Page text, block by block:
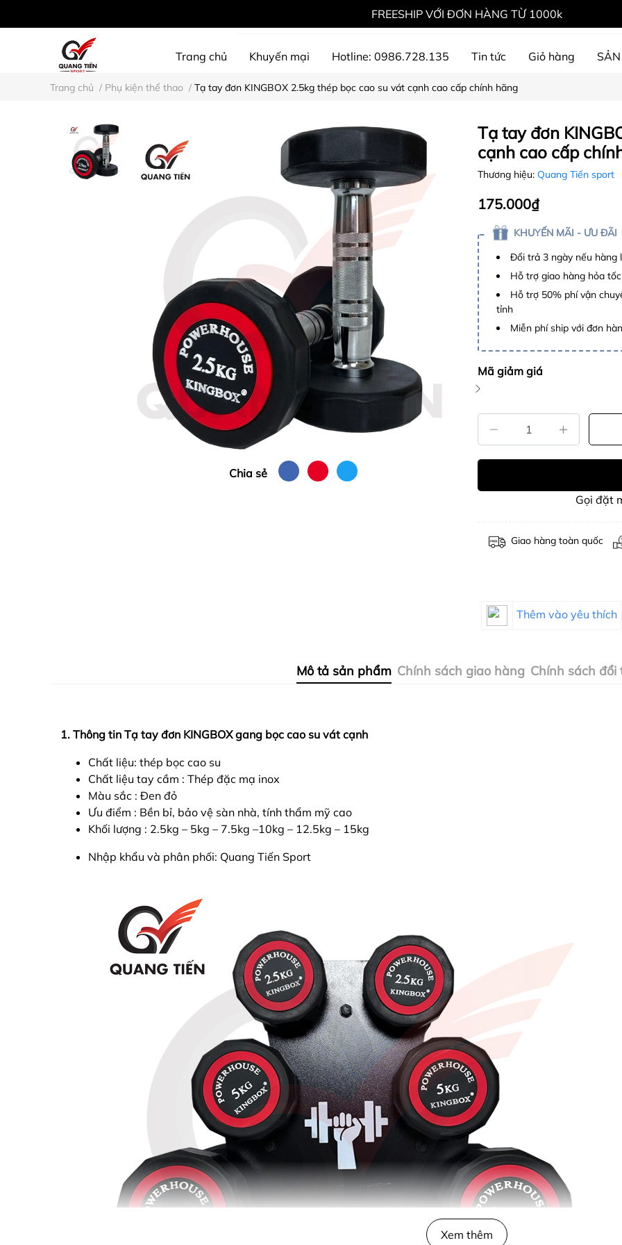
FREESHIP VỚI ĐƠN HÀNG TỪ 1000k
Trang chủ Khuyến mại Hotline: 0986.728.135 Tin tức Giỏ hàng
Trang chủ / Phụ kiện thể thao / Tạ tay đơn KINGBOX 2.5kg thép bọc cao su vát cạnh cao cấp chính hãng
Chia sẻ
Tạ tay đơn
cạnh cao cấp
Thương hiệu: Quang Tiến sport
175.000₫
KHUYẾN MÃI - ƯU ĐÃI
Đổi trả 3 ngày nếu hàng
Hỗ trợ giao hàng hỏa
Hỗ trợ 50% phí vận
tỉnh
Miễn phí ship với đơn
Mã giảm giá
Gọi đặt
Giao hàng toàn quốc
Thêm vào yêu thích
Mô tả sản phẩm Chính sách giao hàng Chính sách đổi
1. Thông tin Tạ tay đơn KINGBOX gang bọc cao su vát cạnh
Chất liệu: thép bọc cao su
Chất liệu tay cầm : Thép đặc mạ inox
Màu sắc : Đen đỏ
Ưu điểm : Bền bỉ, bảo vệ sàn nhà, tính thẩm mỹ cao
Khối lượng : 2.5kg – 5kg – 7.5kg –10kg – 12.5kg – 15kg
Nhập khẩu và phân phối: Quang Tiến Sport
Xem thêm